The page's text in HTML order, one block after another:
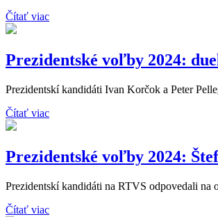
Čítať viac
Prezidentské voľby 2024:
Prezidentskí kandidáti Ivan Korčok a Peter
Čítať viac
Prezidentské voľby 2024:
Prezidentskí kandidáti na RTVS odpovedali na
Čítať viac